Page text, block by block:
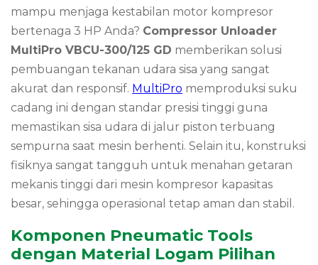
mampu menjaga kestabilan motor kompresor
bertenaga 3 HP Anda? Compressor Unloader
MultiPro VBCU-300/125 GD memberikan solusi
pembuangan tekanan udara sisa yang sangat
akurat dan responsif. MultiPro memproduksi suku
cadang ini dengan standar presisi tinggi guna
memastikan sisa udara di jalur piston terbuang
sempurna saat mesin berhenti. Selain itu, konstruksi
fisiknya sangat tangguh untuk menahan getaran
mekanis tinggi dari mesin kompresor kapasitas
besar, sehingga operasional tetap aman dan stabil.
Komponen Pneumatic Tools
dengan Material Logam Pilihan